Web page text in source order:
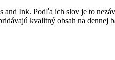
and Ink. Podľa ich slov je to
kvalitný obsah na dennej